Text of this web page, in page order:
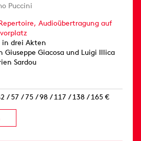
Puccini
Audioübertragung auf
in drei Akten
Giuseppe Giacosa und Luigi Illica
Sardou
/ 57 / 75 / 98 / 117 / 138 / 165 €